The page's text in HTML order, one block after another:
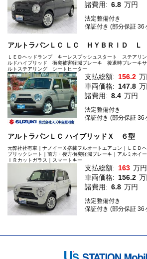
諸費用: 6.8 万円
法定整備付き
保証付き (部分保証 36
アルトラパンＬＣ ＬＣ ＨＹＢＲＩＤ Ｌ
ＬＥＤヘッドランプ キーレスプッシュスタート ステアリ
ルドハイブリッド 衝突被害軽減ブレーキ 後退時ブレーキ
ルトステアリング シートヒーター
支払総額: 156.2 万
車両価格: 147.8 万
諸費用: 8.4 万円
法定整備付き
保証付き (部分保証 36
アルトラパンＬＣ ハイブリッドＸ ６型
元弊社社有車｜ナノイーＸ搭載フルオートエアコン｜ＬＥＤ
ブリックシート｜前方・後方衝突軽減ブレーキ｜アルミホイ
ＩＲカットガラス｜スマートキー
支払総額: 163 万円
車両価格: 156.2 万
諸費用: 6.8 万円
法定整備付き
保証付き (部分保証 36